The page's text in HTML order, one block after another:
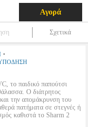
Αγορά
Σχετικά
•
ΥΠΟΔΗΣΗ
το παιδικό παπούτσι
Ο διάτρητος
την απομάκρυνση του
πατήματα σε στεγνές ή
καθιστά το Sharm 2